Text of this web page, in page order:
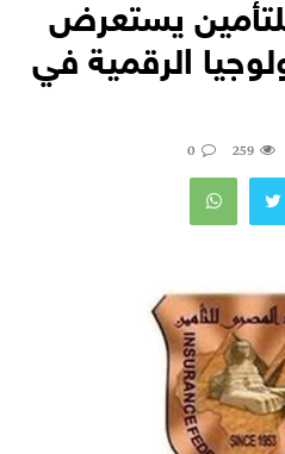
يستعرض
الرقمية في
259
0